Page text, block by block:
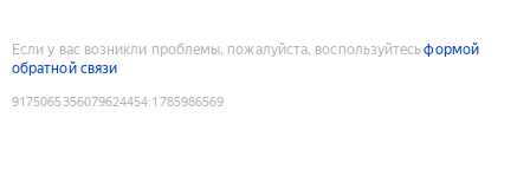
Если у вас возникли проблемы, пожалуйста, воспользуйтесьформой
обратной связи
9175065356079624454:1785986569